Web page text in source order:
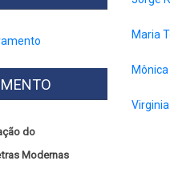
do
Modernas
Maria